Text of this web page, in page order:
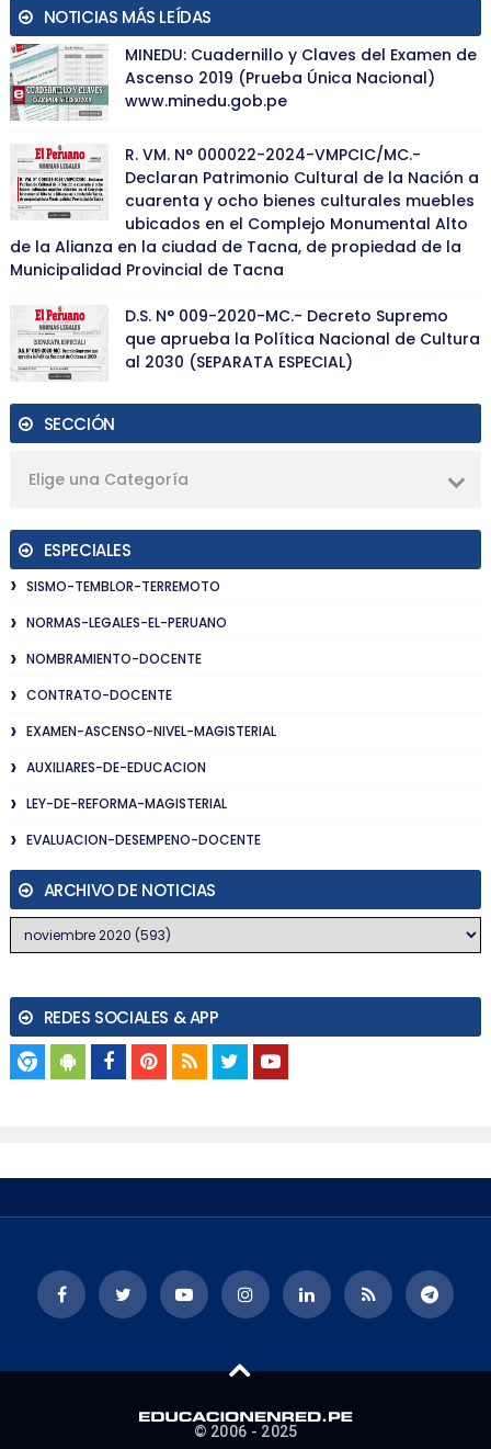
NOTICIAS MÁS LEÍDAS
MINEDU: Cuadernillo y Claves del Examen de
Ascenso 2019 (Prueba Única Nacional)
www.minedu.gob.pe
R. VM. N° 000022-2024-VMPCIC/MC.-
Declaran Patrimonio Cultural de la Nación a
cuarenta y ocho bienes culturales muebles
ubicados en el Complejo Monumental Alto
de la Alianza en la ciudad de Tacna, de propiedad de la
Municipalidad Provincial de Tacna
D.S. N° 009-2020-MC.- Decreto Supremo
que aprueba la Política Nacional de Cultura
al 2030 (SEPARATA ESPECIAL)
SECCIÓN
Elige una Categoría
ESPECIALES
SISMO-TEMBLOR-TERREMOTO
NORMAS-LEGALES-EL-PERUANO
NOMBRAMIENTO-DOCENTE
CONTRATO-DOCENTE
EXAMEN-ASCENSO-NIVEL-MAGISTERIAL
AUXILIARES-DE-EDUCACION
LEY-DE-REFORMA-MAGISTERIAL
EVALUACION-DESEMPENO-DOCENTE
ARCHIVO DE NOTICIAS
REDES SOCIALES & APP
© 2006 - 2025